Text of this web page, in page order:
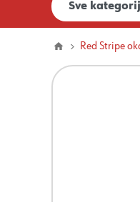
Sve
Red Stripe